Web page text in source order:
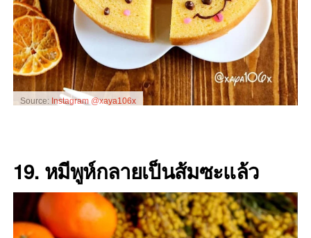
Source: Instagram @xaya106x
19. หมีพูห์กลายเป็นส้มซะแล้ว